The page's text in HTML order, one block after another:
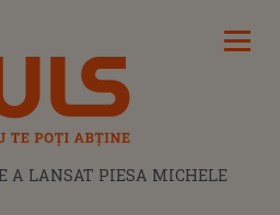
A LANSAT PIESA MICHELE